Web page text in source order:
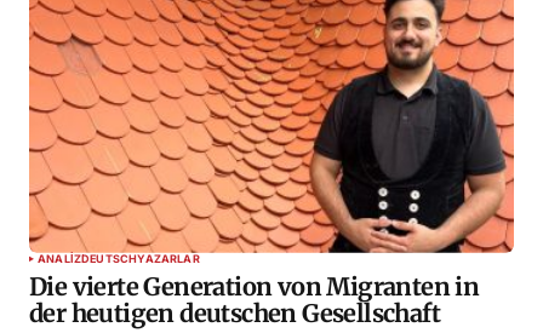
ANALIZDEUTSCHYAZARLAR
Die vierte Generation von Migranten in
der heutigen deutschen Gesellschaft